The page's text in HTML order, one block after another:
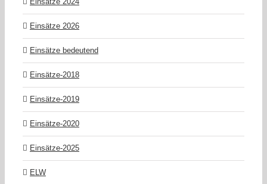
Einsätze 2026
Einsätze bedeutend
Einsätze-2018
Einsätze-2019
Einsätze-2020
Einsätze-2025
ELW